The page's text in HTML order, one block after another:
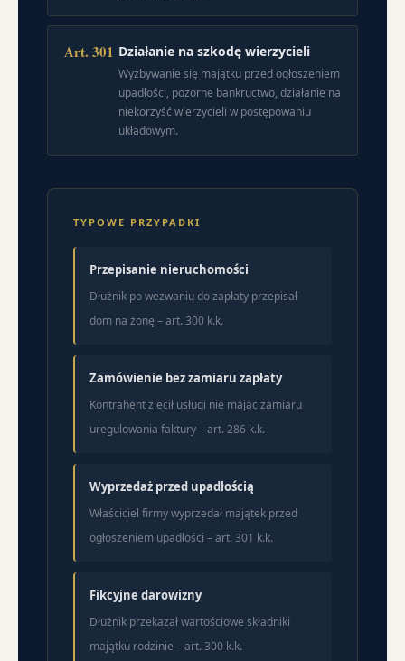
Art. 301 Działanie na szkodę wierzycieli
Wyzbywanie się majątku przed ogłoszeniem
upadłości, pozorne bankructwo, działanie na
niekorzyść wierzycieli w postępowaniu
układowym.
TYPOWE PRZYPADKI
Przepisanie nieruchomości
Dłużnik po wezwaniu do zapłaty przepisał
dom na żonę – art. 300 k.k.
Zamówienie bez zamiaru zapłaty
Kontrahent zlecił usługi nie mając zamiaru
uregulowania faktury – art. 286 k.k.
Wyprzedaż przed upadłością
Właściciel firmy wyprzedał majątek przed
ogłoszeniem upadłości – art. 301 k.k.
Fikcyjne darowizny
Dłużnik przekazał wartościowe składniki
majątku rodzinie – art. 300 k.k.